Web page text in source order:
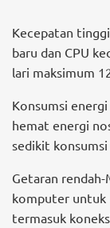
Kecepatan
baru dan CPU
lari maksimum
Konsumsi
hemat energi
sedikit konsumsi
Getaran rendah-
komputer untuk
termasuk